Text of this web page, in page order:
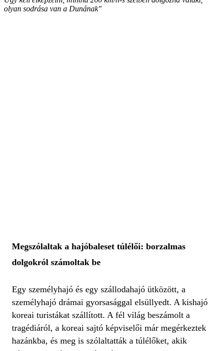
olyan sodrása van a Dunának"
Megszólaltak a hajóbaleset túlélői: borzalmas
dolgokról számoltak be
Egy személyhajó és egy szállodahajó ütközött, a
személyhajó drámai gyorsasággal elsüllyedt. A kishajó
koreai turistákat szállított. A fél világ beszámolt a
tragédiáról, a koreai sajtó képviselői már megérkeztek
hazánkba, és meg is szólaltatták a túlélőket, akik